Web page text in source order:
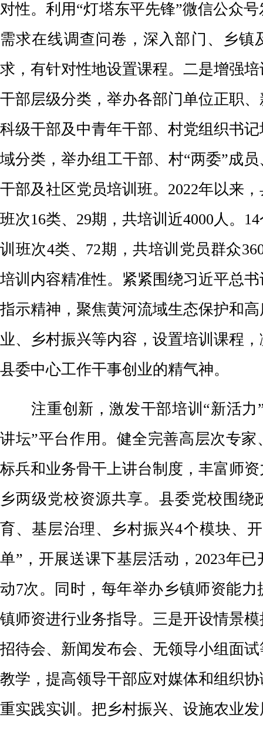
对性。利用“灯塔东平先锋”微信公众
需求在线调查问卷，深入部门、乡镇
求，有针对性地设置课程。二是增强
干部层级分类，举办各部门单位正职
科级干部及中青年干部、村党组织书
域分类，举办组工干部、村“两委”成
干部及社区党员培训班。2022年以来
班次16类、29期，共培训近4000人。
训班次4类、72期，共培训党员群众
培训内容精准性。紧紧围绕习近平总
指示精神，聚焦黄河流域生态保护和
业、乡村振兴等内容，设置培训课程
县委中心工作干事创业的精气神。
注重创新，激发干部培训“新活力
讲坛”平台作用。健全完善高层次专
标兵和业务骨干上讲台制度，丰富师
乡两级党校资源共享。县委党校围绕
育、基层治理、乡村振兴4个模块、
单”，开展送课下基层活动，2023年
动7次。同时，每年举办乡镇师资能
镇师资进行业务指导。三是开设情景
招待会、新闻发布会、无领导小组面
教学，提高领导干部应对媒体和组织
重实践实训。把乡村振兴、设施农业